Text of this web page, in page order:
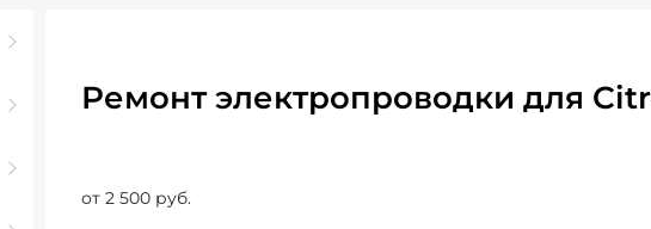
Ремонт электропроводки для
от 2 500 руб.